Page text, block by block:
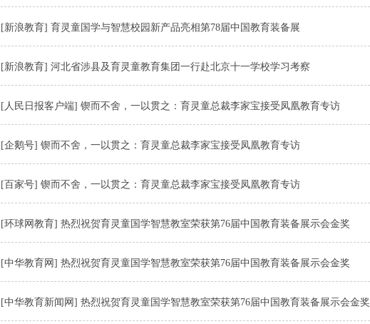
[新浪教育] 育灵童国学与智慧校园新产品亮相第78届中国教育装备展
[新浪教育] 河北省涉县及育灵童教育集团一行赴北京十一学校学习考察
[人民日报客户端] 锲而不舍，一以贯之：育灵童总裁李家宝接受凤凰教育专访
[企鹅号] 锲而不舍，一以贯之：育灵童总裁李家宝接受凤凰教育专访
[百家号] 锲而不舍，一以贯之：育灵童总裁李家宝接受凤凰教育专访
[环球网教育] 热烈祝贺育灵童国学智慧教室荣获第76届中国教育装备展示会金奖
[中华教育网] 热烈祝贺育灵童国学智慧教室荣获第76届中国教育装备展示会金奖
[中华教育新闻网] 热烈祝贺育灵童国学智慧教室荣获第76届中国教育装备展示会金奖